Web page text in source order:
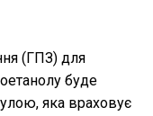
(ГПЗ) для
буде
яка враховує